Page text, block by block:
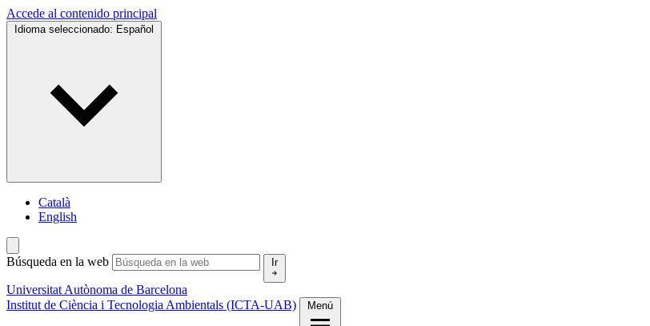
Accede al contenido principal
Idioma seleccionado: Español
Català
English
Búsqueda en la web Ir
Universitat Autònoma de Barcelona
Institut de Ciència i Tecnologia Ambientals (ICTA-UAB)
Menú